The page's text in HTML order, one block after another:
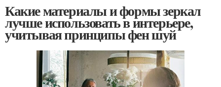
Какие материалы и формы зеркал
лучше использовать в интерьере,
учитывая принципы фен шуй